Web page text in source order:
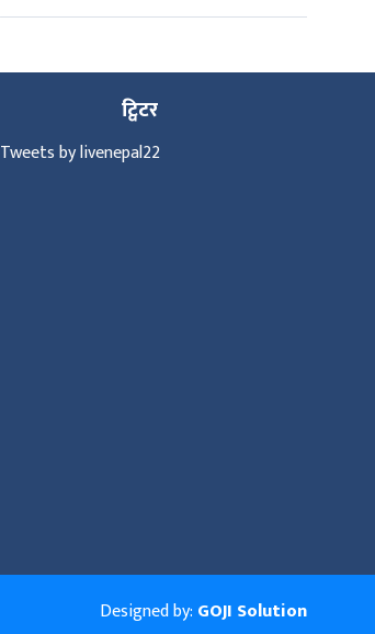
ट्विटर
Tweets by livenepal22
Designed by: GOJI Solution